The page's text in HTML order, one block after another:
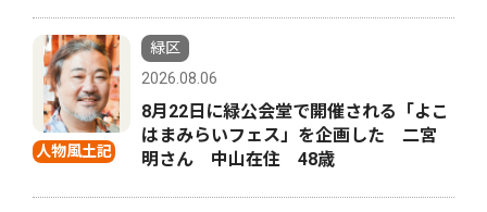
人物風土記
緑区
2026.08.06
8月22日に緑公会堂で開催される「よこ
はまみらいフェス」を企画した 二宮
明さん 中山在住 48歳